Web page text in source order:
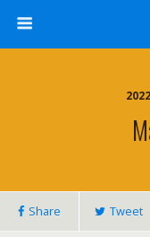
Share Tweet